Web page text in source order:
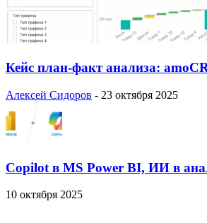
Кейс план-факт анализа:
Алексей Сидоров - 23 октября 2025
Copilot в MS Power BI, ИИ в
10 октября 2025